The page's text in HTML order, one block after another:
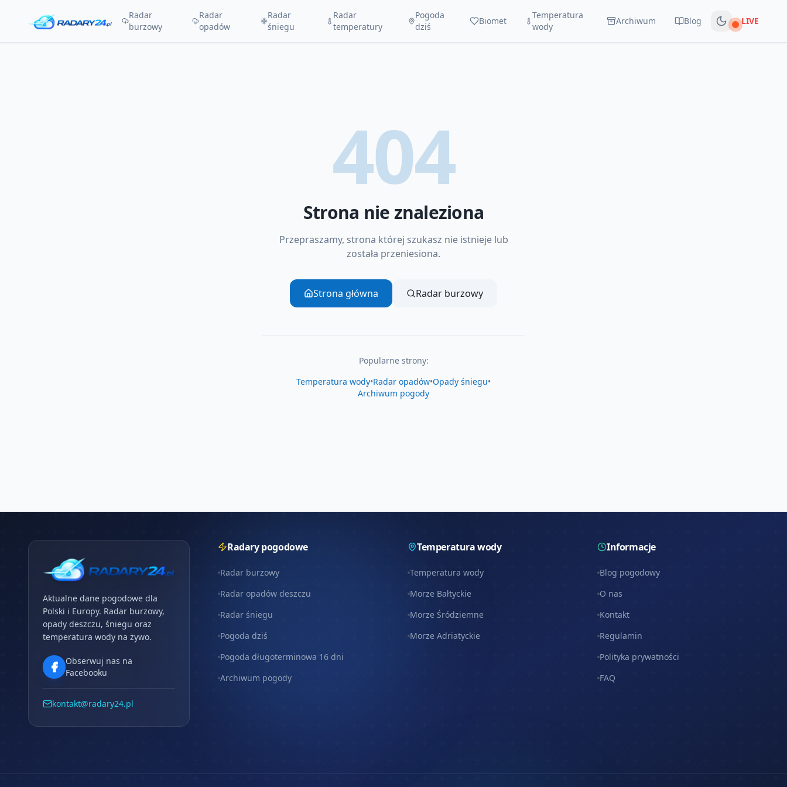
Radar
burzowy
Radar
opadów
Radar
śniegu
Radar
temperatury
Pogoda
dziś
Biomet
Temperatura
wody
Archiwum Blog Na żywo
LIVE
404
Strona nie znaleziona
Przepraszamy, strona której szukasz nie istnieje lub
została przeniesiona.
Strona główna Radar burzowy
Popularne strony:
Temperatura wody•Radar opadów•Opady śniegu•
Archiwum pogody
Aktualne dane pogodowe dla
Polski i Europy. Radar burzowy,
opady deszczu, śniegu oraz
temperatura wody na żywo.
Obserwuj nas na
Facebooku
kontakt@radary24.pl
Radary pogodowe
Radar burzowy
Radar opadów deszczu
Radar śniegu
Pogoda dziś
Pogoda długoterminowa 16 dni
Archiwum pogody
Temperatura wody
Temperatura wody
Morze Bałtyckie
Morze Śródziemne
Morze Adriatyckie
Informacje
Blog pogodowy
O nas
Kontakt
Regulamin
Polityka prywatności
FAQ